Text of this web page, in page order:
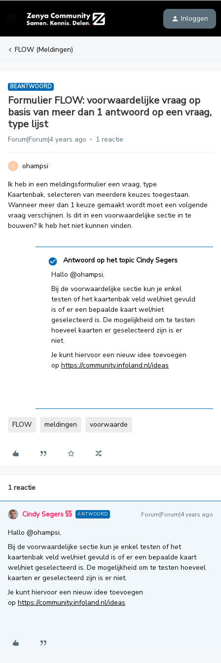
Inloggen
FLOW (Meldingen)
BEANTWOORD
Formulier FLOW: voorwaardelijke vraag op
basis van meer dan 1 antwoord op een vraag,
type lijst
Forum|Forum|4 years ago 1 reactie
O
ohampsi
Ik heb in een meldingsformulier een vraag, type
Kaartenbak, selecteren van meerdere keuzes toegestaan.
Wanneer meer dan 1 keuze gemaakt wordt moet een volgende
vraag verschijnen. Is dit in een voorwaardelijke sectie in te
bouwen? Ik heb het niet kunnen vinden.
Antwoord op het topic Cindy Segers
Hallo @ohampsi,
Bij de voorwaardelijke sectie kun je enkel
testen of het kaartenbak veld wel/niet gevuld
is of er een bepaalde kaart wel/niet
geselecteerd is. De mogelijkheid om te testen
hoeveel kaarten er geselecteerd zijn is er
niet.
Je kunt hiervoor een nieuw idee toevoegen
op https://community.infoland.nl/ideas
FLOW meldingen voorwaarde
1 reactie
Cindy Segers ANTWOORD Forum|Forum|4 years ago
Hallo @ohampsi,
Bij de voorwaardelijke sectie kun je enkel testen of het
kaartenbak veld wel/niet gevuld is of er een bepaalde kaart
wel/niet geselecteerd is. De mogelijkheid om te testen hoeveel
kaarten er geselecteerd zijn is er niet.
Je kunt hiervoor een nieuw idee toevoegen
op https://community.infoland.nl/ideas